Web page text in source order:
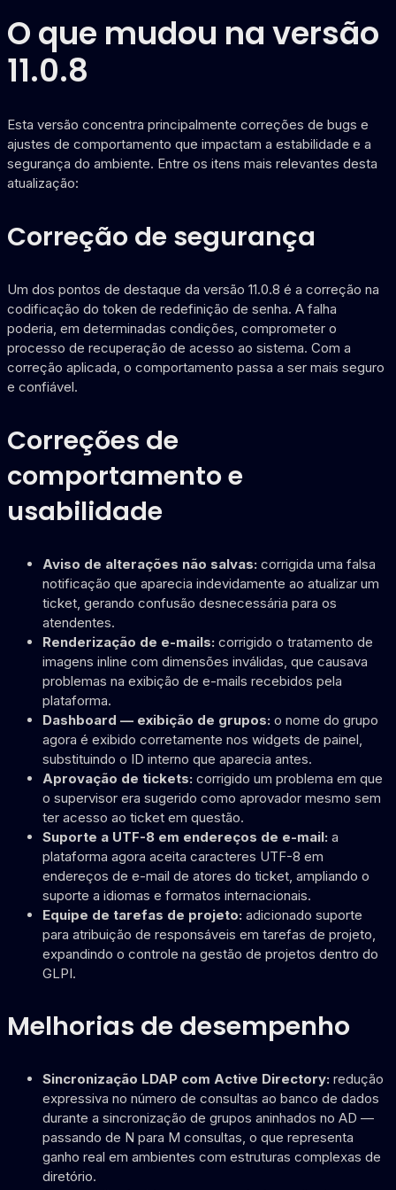
O que mudou na versão
11.0.8
Esta versão concentra principalmente correções de bugs e
ajustes de comportamento que impactam a estabilidade e a
segurança do ambiente. Entre os itens mais relevantes desta
atualização:
Correção de segurança
Um dos pontos de destaque da versão 11.0.8 é a correção na
codificação do token de redefinição de senha. A falha
poderia, em determinadas condições, comprometer o
processo de recuperação de acesso ao sistema. Com a
correção aplicada, o comportamento passa a ser mais seguro
e confiável.
Correções de
comportamento e
usabilidade
Aviso de alterações não salvas: corrigida uma falsa
notificação que aparecia indevidamente ao atualizar um
ticket, gerando confusão desnecessária para os
atendentes.
Renderização de e-mails: corrigido o tratamento de
imagens inline com dimensões inválidas, que causava
problemas na exibição de e-mails recebidos pela
plataforma.
Dashboard — exibição de grupos: o nome do grupo
agora é exibido corretamente nos widgets de painel,
substituindo o ID interno que aparecia antes.
Aprovação de tickets: corrigido um problema em que
o supervisor era sugerido como aprovador mesmo sem
ter acesso ao ticket em questão.
Suporte a UTF-8 em endereços de e-mail: a
plataforma agora aceita caracteres UTF-8 em
endereços de e-mail de atores do ticket, ampliando o
suporte a idiomas e formatos internacionais.
Equipe de tarefas de projeto: adicionado suporte
para atribuição de responsáveis em tarefas de projeto,
expandindo o controle na gestão de projetos dentro do
GLPI.
Melhorias de desempenho
Sincronização LDAP com Active Directory: redução
expressiva no número de consultas ao banco de dados
durante a sincronização de grupos aninhados no AD —
passando de N para M consultas, o que representa
ganho real em ambientes com estruturas complexas de
diretório.